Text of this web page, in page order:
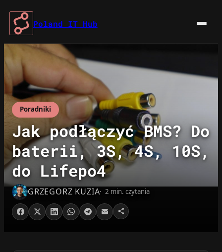
Przejdź
treści
Poland IT Hub
Poradniki
Jak podłączyć BMS? Do
baterii, 3S, 4S, 10S,
do Lifepo4
GRZEGORZ KUZIA 2 min. czytania